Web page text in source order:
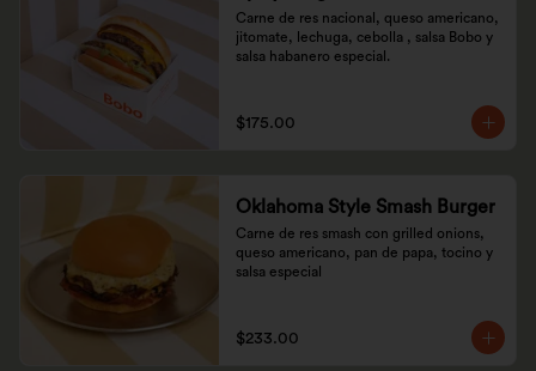
Carne de res nacional, queso americano,
jitomate, lechuga, cebolla , salsa Bobo y
salsa habanero especial.
$175.00
Oklahoma Style Smash Burger
Carne de res smash con grilled onions,
queso americano, pan de papa, tocino y
salsa especial
$233.00